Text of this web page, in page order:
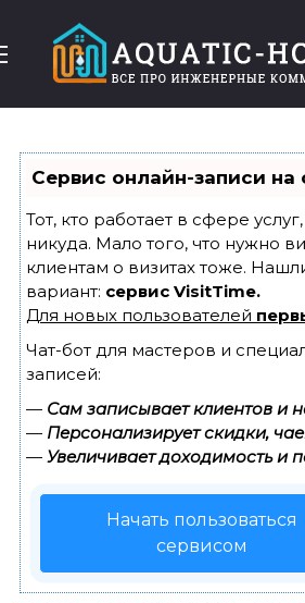
Сервис онлайн-записи
Тот, кто работает в сфере
никуда. Мало того, что нужно
клиентам о визитах тоже.
вариант: сервис VisitTime.
Для новых пользователей
Чат-бот для мастеров и
записей:
— Сам записывает клиентов и
— Персонализирует скидки,
— Увеличивает доходимость и
Начать пользоваться
сервисом